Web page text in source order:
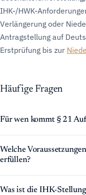
IHK-/HWK-
Verlängerung oder
Antragstellung auf
Erstprüfung bis zur
Häufige Fragen
Für wen kommt § 21
Welche
erfüllen?
Was ist die IHK-